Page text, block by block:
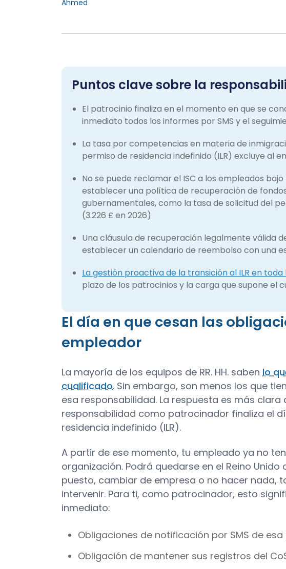
Puntos clave sobre la
El patrocinio finaliza en el momento en que se
inmediato todos los informes por SMS y el
La tasa por competencias en materia de
permiso de residencia indefinido (ILR) excluye al
No se puede reclamar el ISC a los empleados
establecer una política de recuperación de
gubernamentales, como la tasa de solicitud del
(3.226 £ en 2026)
Una cláusula de recuperación legalmente válida
establecer un calendario de reembolso con una
La gestión proactiva de la transición al ILR en
plazo de los patrocinios y la carga que supone el
El día en que cesan las
empleador
La mayoría de los equipos de RR. HH. sabenlo
cualificado. Sin embargo, son menos los que
esa responsabilidad. La respuesta es más
responsabilidad como patrocinador finaliza el
residencia indefinido (ILR).
A partir de ese momento, tu empleado ya no
organización. Podrá quedarse en el Reino
puesto, cambiar de empresa o no hacer nada,
intervenir. Para ti, como patrocinador, esto
inmediato:
Obligaciones de notificación por SMS de
Obligación de mantener sus registros del